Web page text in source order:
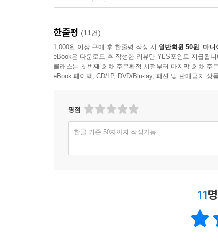
한줄평 (11건)
1,000원 이상 구매 후 한줄평 작성 시 일반회원 50원, 마니
eBook은 다운로드 후 작성한 리뷰만 YES포인트 지급됩니
클래스는 첫번째 회차 주문확정 시점부터 마지막 회차 주
eBook 페이백, CD/LP, DVD/Blu-ray, 패션 및 판매금지 상
평점
한글 기준 50자까지 작성가능
11